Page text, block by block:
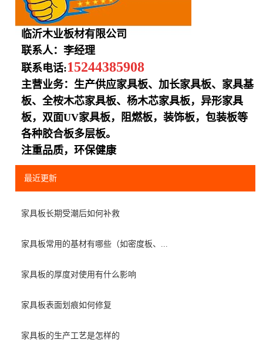
临沂木业板材有限公司
联系人：李经理
联系电话:15244385908
主营业务：生产供应家具板、加长家具板、家具基
板、全桉木芯家具板、杨木芯家具板，异形家具
板，双面UV家具板，阻燃板，装饰板，包装板等
各种胶合板多层板。
注重品质，环保健康
最近更新
家具板长期受潮后如何补救
家具板常用的基材有哪些（如密度板、...
家具板的厚度对使用有什么影响
家具板表面划痕如何修复
家具板的生产工艺是怎样的